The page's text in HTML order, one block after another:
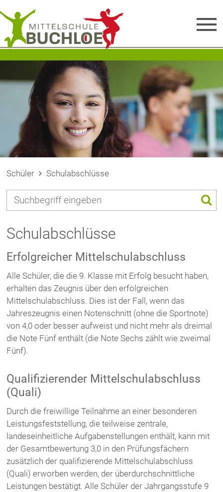
Schüler Schulabschlüsse
Schulabschlüsse
Erfolgreicher Mittelschulabschluss
Alle Schüler, die die 9. Klasse mit Erfolg besucht haben,
erhalten das Zeugnis über den erfolgreichen
Mittelschulabschluss. Dies ist der Fall, wenn das
Jahreszeugnis einen Notenschnitt (ohne die Sportnote)
von 4,0 oder besser aufweist und nicht mehr als dreimal
die Note Fünf enthält (die Note Sechs zählt wie zweimal
Fünf).
Qualifizierender Mittelschulabschluss
(Quali)
Durch die freiwillige Teilnahme an einer besonderen
Leistungsfeststellung, die teilweise zentrale,
landeseinheitliche Aufgabenstellungen enthält, kann mit
der Gesamtbewertung 3,0 in den Prüfungsfächern
zusätzlich der qualifizierende Mittelschulabschluss
(Quali) erworben werden, der überdurchschnittliche
Leistungen bestätigt. Alle Schüler der Jahrgangsstufe 9